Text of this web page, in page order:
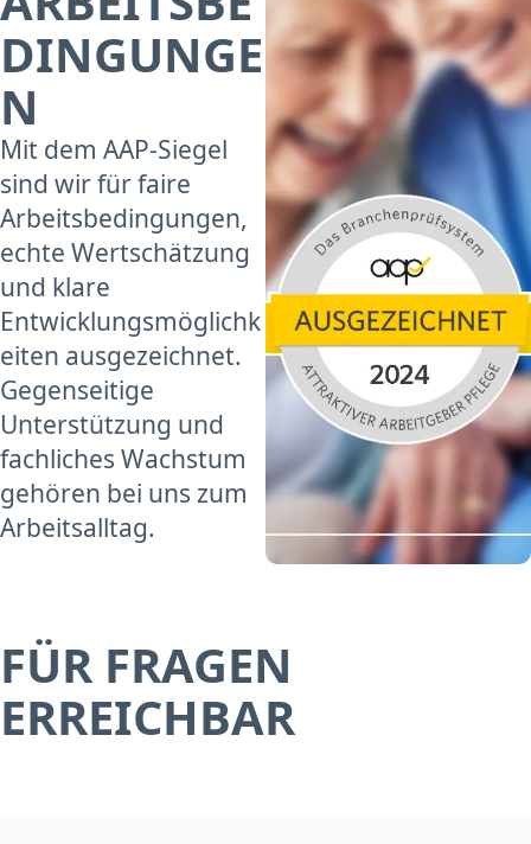
DINGUNGE
N
Mit dem AAP-Siegel
sind wir für faire
Arbeitsbedingungen,
echte Wertschätzung
und klare
Entwicklungsmöglichk
eiten ausgezeichnet.
Gegenseitige
Unterstützung und
fachliches Wachstum
gehören bei uns zum
Arbeitsalltag.
FÜR FRAGEN
ERREICHBAR